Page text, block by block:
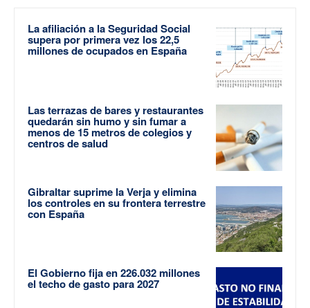
La afiliación a la Seguridad Social
supera por primera vez los 22,5
millones de ocupados en España
Las terrazas de bares y restaurantes
quedarán sin humo y sin fumar a
menos de 15 metros de colegios y
centros de salud
Gibraltar suprime la Verja y elimina
los controles en su frontera terrestre
con España
El Gobierno fija en 226.032 millones
el techo de gasto para 2027